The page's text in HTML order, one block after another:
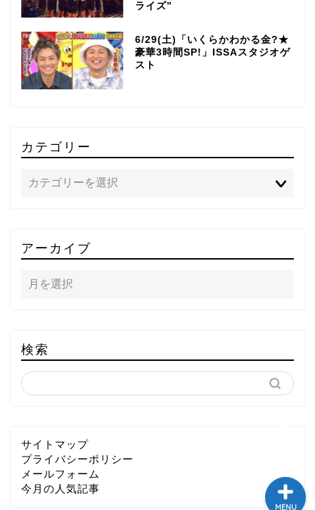
ライズ”
6/29(土)「いくらかわかる金?★
豪華3時間SP!」ISSAスタジオゲ
スト
カテゴリー
アーカイブ
検索
サイトマップ
プライバシーポリシー
メールフォーム
今月の人気記事
MENU
～DA PUMP YORIの晴れ
ばれラジオ～